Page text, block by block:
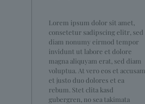
Lorem ipsum dolor sit amet,
consetetur sadipscing elitr, sed
diam nonumy eirmod tempor
invidunt ut labore et dolore
magna aliquyam erat, sed diam
voluptua. At vero eos et accusam
et justo duo dolores et ea
rebum. Stet clita kasd
gubergren, no sea takimata